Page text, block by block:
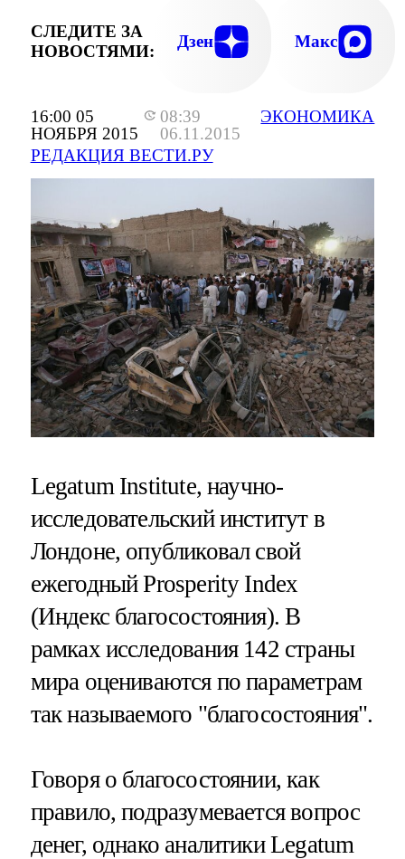
16:00 05
НОЯБРЯ 2015
08:39
06.11.2015
РЕДАКЦИЯ ВЕСТИ.РУ
ЭКОНОМИКА
СЛЕДИТЕ ЗА
НОВОСТЯМИ:
Дзен Макс
Legatum Institute, научно-
исследовательский институт в
Лондоне, опубликовал свой
ежегодный Prosperity Index
(Индекс благосостояния). В
рамках исследования 142 страны
мира оцениваются по параметрам
так называемого "благосостояния".
Говоря о благосостоянии, как
правило, подразумевается вопрос
денег, однако аналитики Legatum